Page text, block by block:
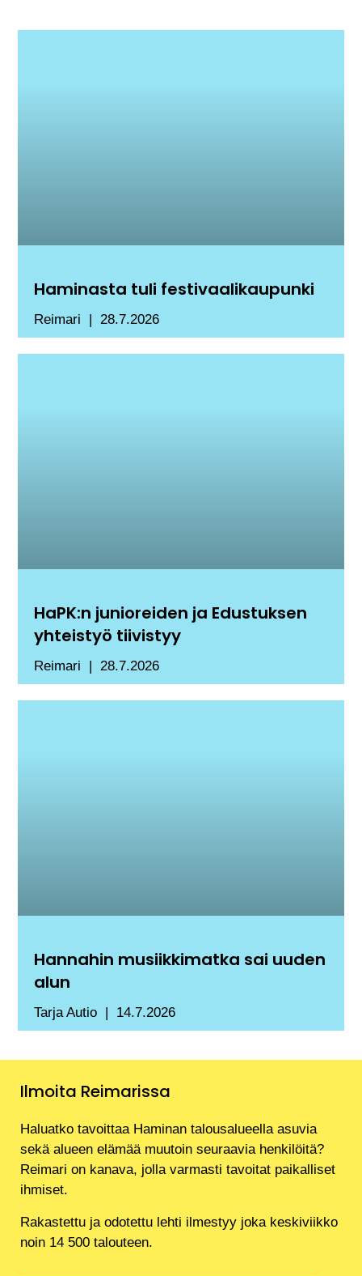
Haminasta tuli festivaalikaupunki
Reimari 28.7.2026
HaPK:n junioreiden ja Edustuksen
yhteistyö tiivistyy
Reimari 28.7.2026
Hannahin musiikkimatka sai uuden
alun
Tarja Autio 14.7.2026
Ilmoita Reimarissa
Haluatko tavoittaa Haminan talousalueella asuvia
sekä alueen elämää muutoin seuraavia henkilöitä?
Reimari on kanava, jolla varmasti tavoitat paikalliset
ihmiset.
Rakastettu ja odotettu lehti ilmestyy joka keskiviikko
noin 14 500 talouteen.